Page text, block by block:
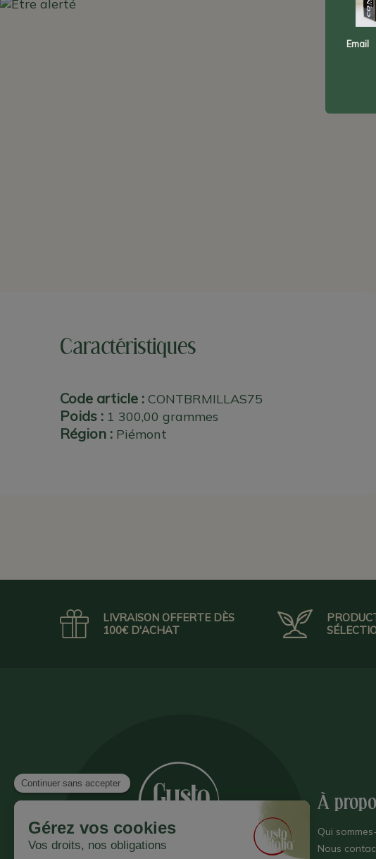
Caractéristiques
Code article : CONTBRMILLAS75
Poids : 1 300,00 grammes
Région : Piémont
LIVRAISON OFFERTE DÈS
100€ D'ACHAT
À
Qui
Nous
Email